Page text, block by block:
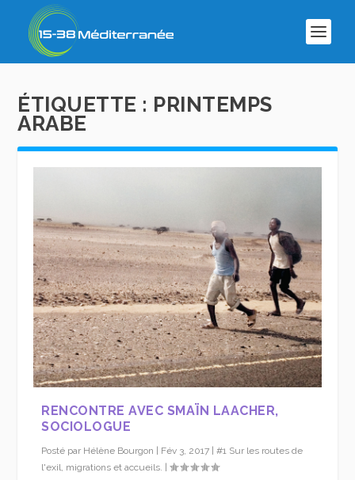
ÉTIQUETTE : PRINTEMPS
ARABE
RENCONTRE AVEC SMAÏN LAACHER,
SOCIOLOGUE
Posté par Hélène Bourgon | Fév 3, 2017 |#1 Sur les routes de
l'exil, migrations et accueils. |